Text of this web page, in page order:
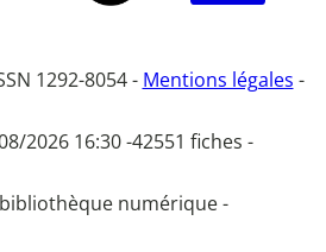
1292-8054 - Mentions légales -
2026 16:30 -42551 fiches -
numérique -